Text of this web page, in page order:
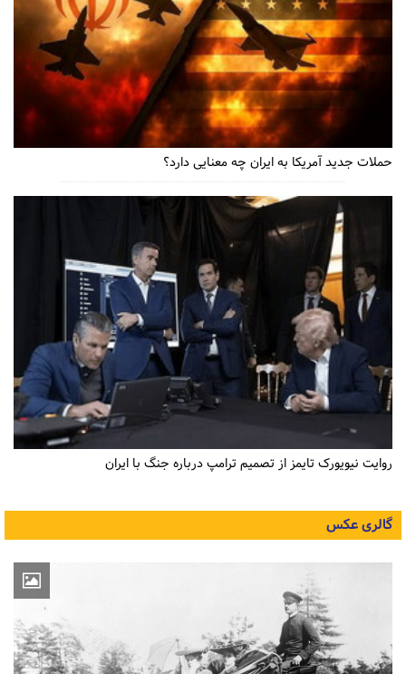
حملات جدید آمریکا به ایران چه معنایی دارد؟
روایت نیویورک تایمز از تصمیم ترامپ درباره جنگ با ایران
گالری عکس